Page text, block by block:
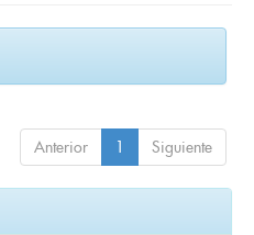
Anterior 1 Siguiente